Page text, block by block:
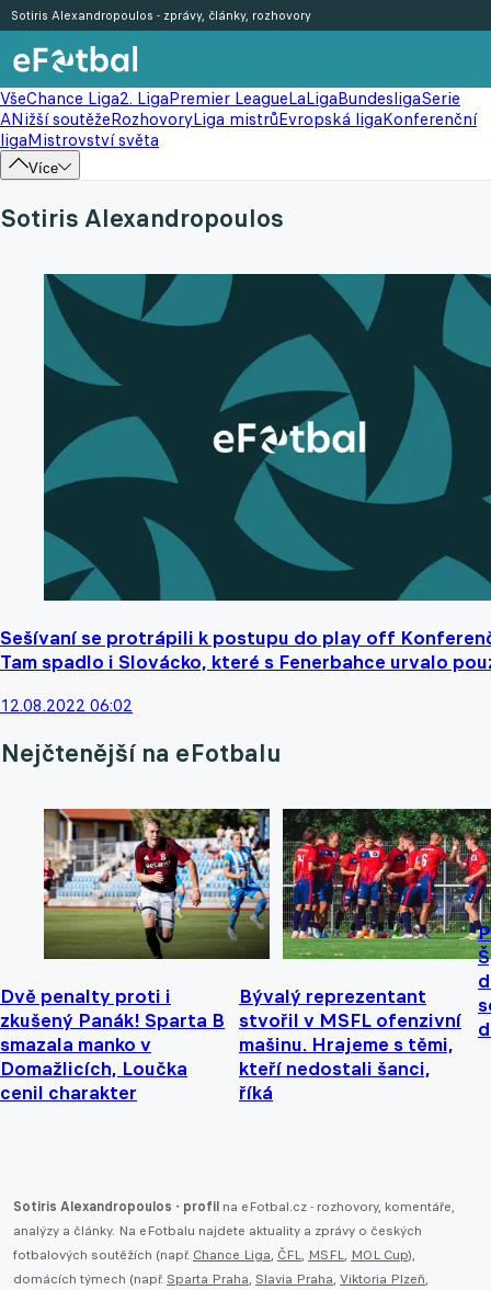
VšeChance Liga2. LigaPremier LeagueLaLigaBundesligaSerie
ANižší soutěžeRozhovoryLiga mistrůEvropská ligaKonferenční
ligaMistrovství světa
Více
Sotiris Alexandropoulos - zprávy, články, rozhovory
Sotiris Alexandropoulos
Sešívaní se protrápili k postupu do play off
Tam spadlo i Slovácko, které s Fenerbahce urvalo
12.08.2022 06:02
Nejčtenější na eFotbalu
Dvě penalty proti i
zkušený Panák! Sparta B
smazala manko v
Domažlicích, Loučka
cenil charakter
Bývalý reprezentant
stvořil v MSFL ofenzivní
mašinu. Hrajeme s těmi,
kteří nedostali šanci,
říká
Sotiris Alexandropoulos - profil na eFotbal.cz - rozhovory, komentáře,
analýzy a články. Na eFotbalu najdete aktuality a zprávy o českých
fotbalových soutěžích (např. Chance Liga, ČFL, MSFL, MOL Cup),
domácích týmech (např. Sparta Praha, Slavia Praha, Viktoria Plzeň,